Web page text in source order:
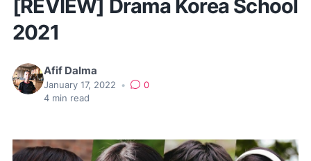
[REVIEW] Drama Korea School
2021
Afif Dalma
January 17, 2022 •
0
4 min read